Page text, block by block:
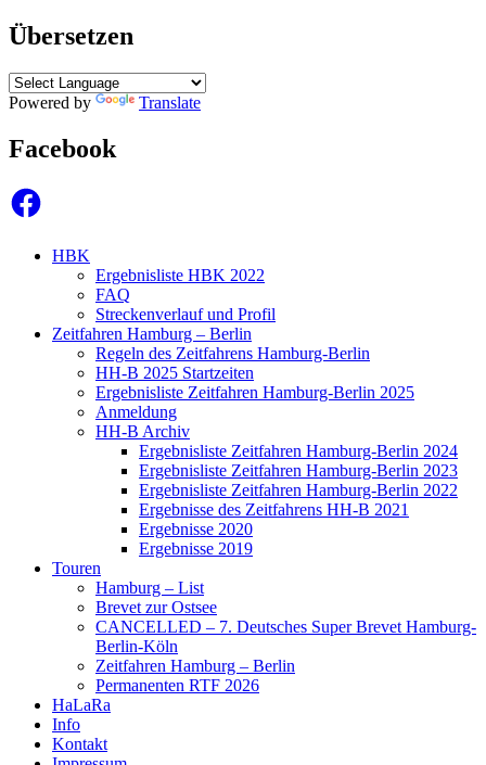
Übersetzen
Powered by Translate
Facebook
Facebook
HBK
Ergebnisliste HBK 2022
FAQ
Streckenverlauf und Profil
Zeitfahren Hamburg – Berlin
Regeln des Zeitfahrens Hamburg-Berlin
HH-B 2025 Startzeiten
Ergebnisliste Zeitfahren Hamburg-Berlin 2025
Anmeldung
HH-B Archiv
Ergebnisliste Zeitfahren Hamburg-Berlin 2024
Ergebnisliste Zeitfahren Hamburg-Berlin 2023
Ergebnisliste Zeitfahren Hamburg-Berlin 2022
Ergebnisse des Zeitfahrens HH-B 2021
Ergebnisse 2020
Ergebnisse 2019
Touren
Hamburg – List
Brevet zur Ostsee
CANCELLED – 7. Deutsches Super Brevet Hamburg-
Berlin-Köln
Zeitfahren Hamburg – Berlin
Permanenten RTF 2026
HaLaRa
Info
Kontakt